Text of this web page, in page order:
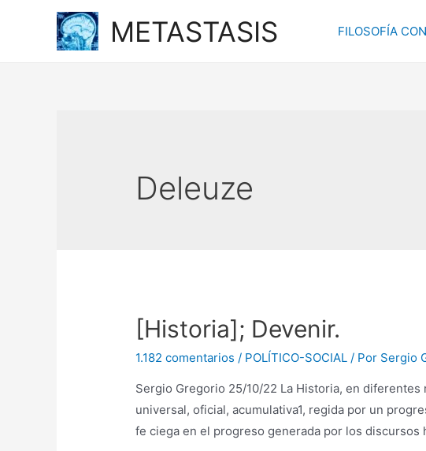
METASTASIS FILOSOFÍA
Deleuze
[Historia]; Devenir.
1.182 comentarios / POLÍTICO-SOCIAL / Por Sergio
Sergio Gregorio 25/10/22 La Historia, en
universal, oficial, acumulativa1, regida por un
fe ciega en el progreso generada por los